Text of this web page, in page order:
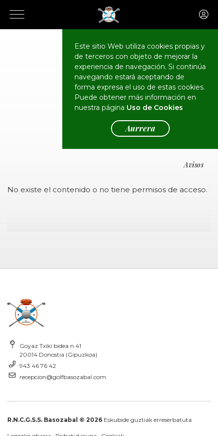
Este sitio Web utiliza cookies propias y
de terceros con objeto de mejorar la
experiencia de navegación. Si continúa
navegando estará aceptando de
forma expresa el uso de estas cookies.
Puede obtener más información en
nuestra página Uso de Cookies
Aurrera
Oharrak
Avisos
No existe el contenido o no tiene permisos de acceso.
Goyaz Txiki bidea n.41
20014 Donostia (Gipuzkoa)
943 46 76 42
recepcion@golfbasozabal.com
R.N.C.G.S.S. Basozabal © 2026 Eskubide guztiak erreserbatuta